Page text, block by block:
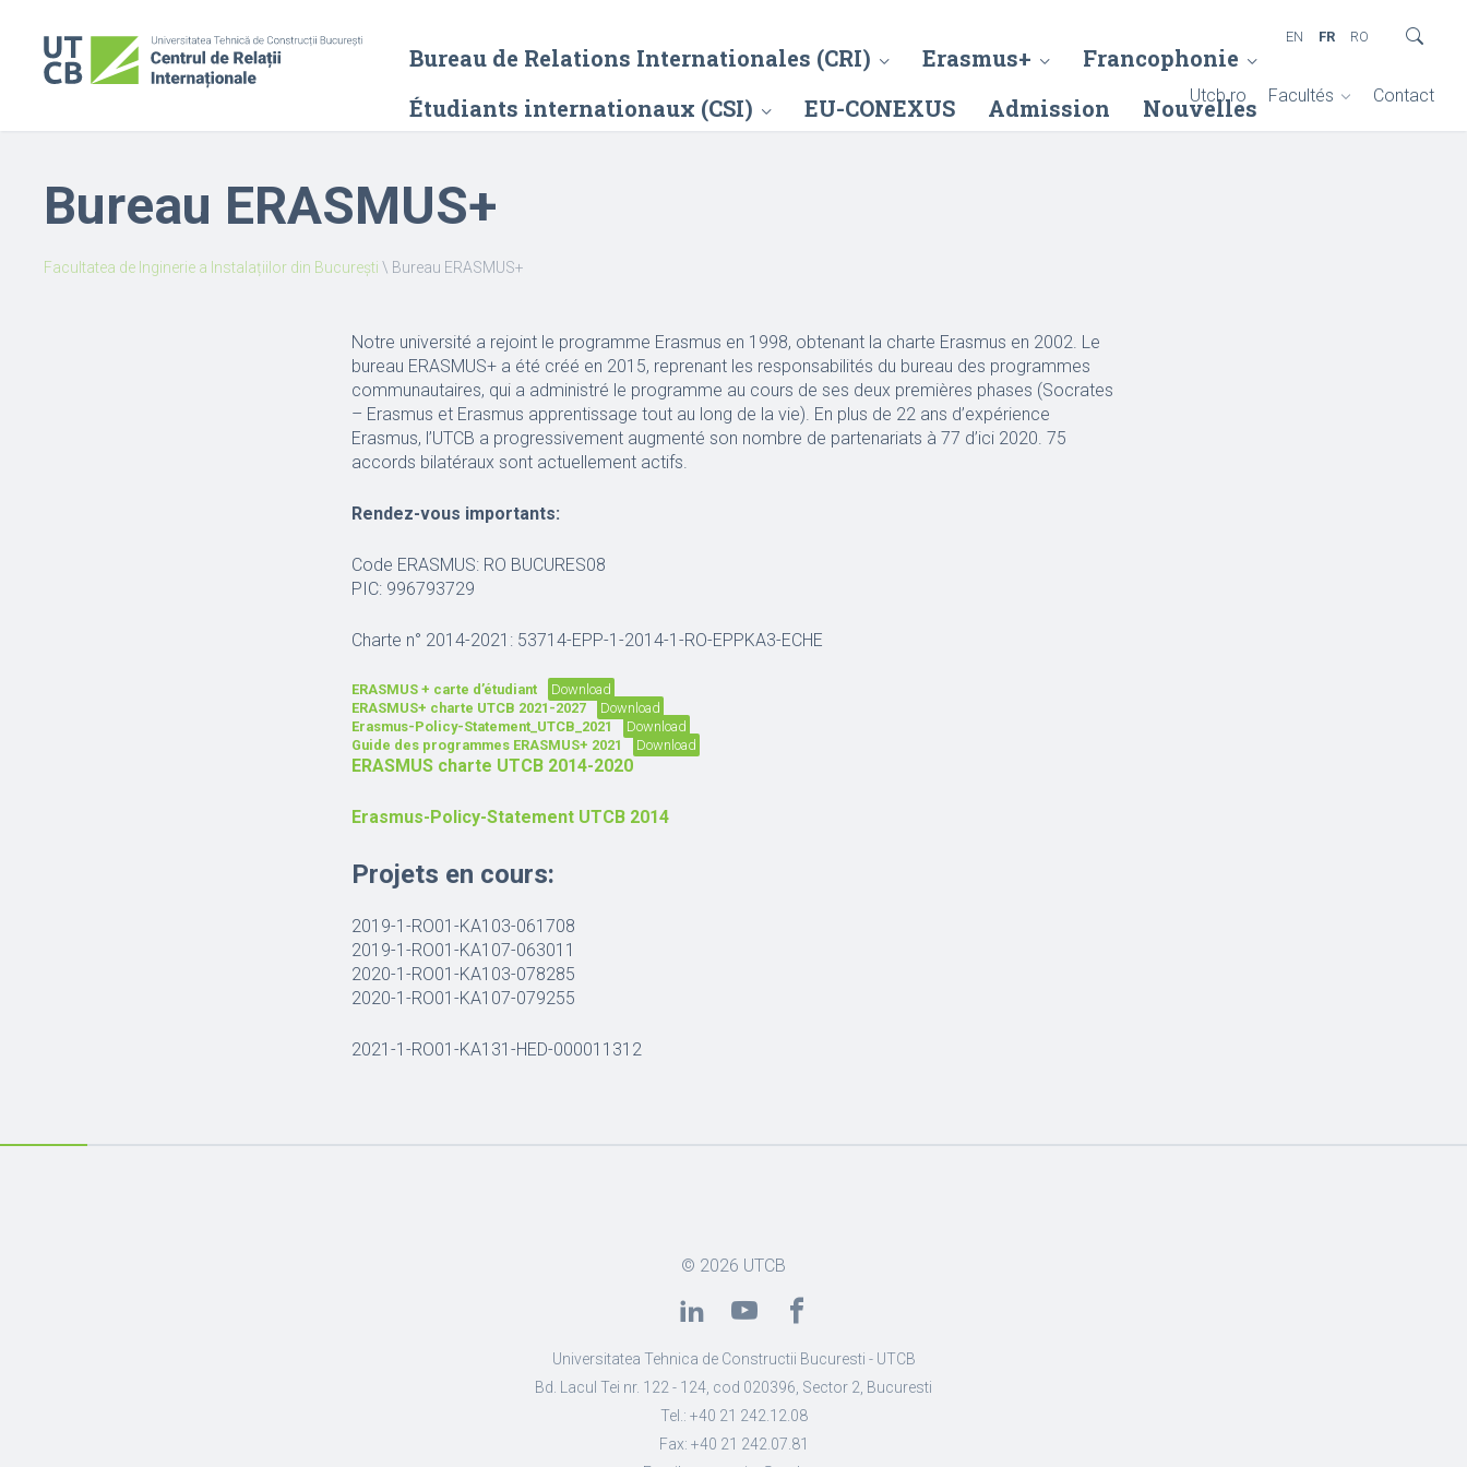
Bureau de Relations Internationales (CRI) Erasmus+
Francophonie
Étudiants internationaux (CSI)
EU-CONEXUS Admission Nouvelles
Utcb.ro Facultés Contact
EN FR RO
Bureau ERASMUS+
Facultatea de Inginerie a Instalațiilor din București \ Bureau ERASMUS+
Notre université a rejoint le programme Erasmus en 1998, obtenant la charte Erasmus en 2002. Le
bureau ERASMUS+ a été créé en 2015, reprenant les responsabilités du bureau des programmes
communautaires, qui a administré le programme au cours de ses deux premières phases (Socrates
– Erasmus et Erasmus apprentissage tout au long de la vie). En plus de 22 ans d’expérience
Erasmus, l’UTCB a progressivement augmenté son nombre de partenariats à 77 d’ici 2020. 75
accords bilatéraux sont actuellement actifs.
Rendez-vous importants:
Code ERASMUS: RO BUCURES08
PIC: 996793729
Charte n° 2014-2021: 53714-EPP-1-2014-1-RO-EPPKA3-ECHE
ERASMUS + carte d’étudiant
Download
ERASMUS+ charte UTCB 2021-2027
Download
Erasmus-Policy-Statement_UTCB_2021
Download
Guide des programmes ERASMUS+ 2021
Download
ERASMUS charte UTCB 2014-2020
Erasmus-Policy-Statement UTCB 2014
Projets en cours:
2019-1-RO01-KA103-061708
2019-1-RO01-KA107-063011
2020-1-RO01-KA103-078285
2020-1-RO01-KA107-079255
2021-1-RO01-KA131-HED-000011312
© 2026 UTCB
Universitatea Tehnica de Constructii Bucuresti - UTCB
Bd. Lacul Tei nr. 122 - 124, cod 020396, Sector 2, Bucuresti
Tel.: +40 21 242.12.08
Fax: +40 21 242.07.81